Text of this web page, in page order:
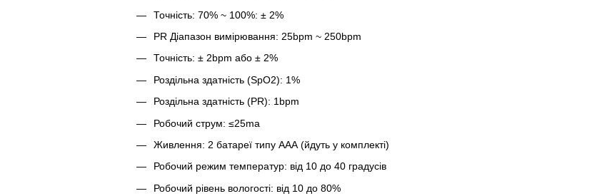
Точність: 70% ~ 100%: ± 2%
PR Діапазон вимірювання: 25bpm ~ 250bpm
Точність: ± 2bpm або ± 2%
Роздільна здатність (SpO2): 1%
Роздільна здатність (PR): 1bpm
Робочий струм: ≤25ma
Живлення: 2 батареї типу ААА (йдуть у комплекті)
Робочий режим температур: від 10 до 40 градусів
Робочий рівень вологості: від 10 до 80%